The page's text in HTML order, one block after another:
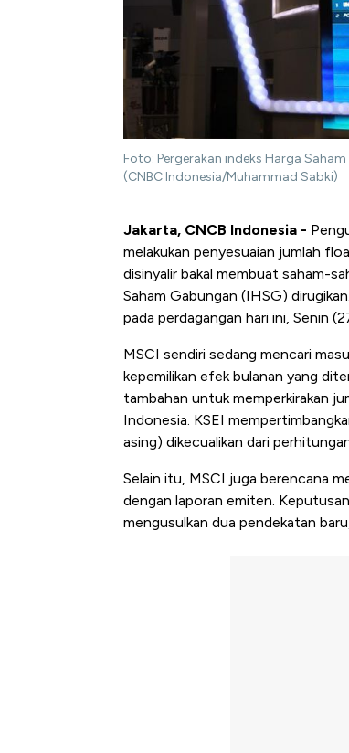
Foto: Pergerakan indeks Harga
(CNBC Indonesia/Muhammad Sabki)
Jakarta, CNCB Indonesia -
melakukan penyesuaian jumlah
disinyalir bakal membuat saham-
Saham Gabungan (IHSG)
pada perdagangan hari ini, Senin
MSCI sendiri sedang mencari
kepemilikan efek bulanan yang
tambahan untuk memperkirakan
Indonesia. KSEI
asing) dikecualikan dari
Selain itu, MSCI juga berencana
dengan laporan emiten.
mengusulkan dua pendekatan